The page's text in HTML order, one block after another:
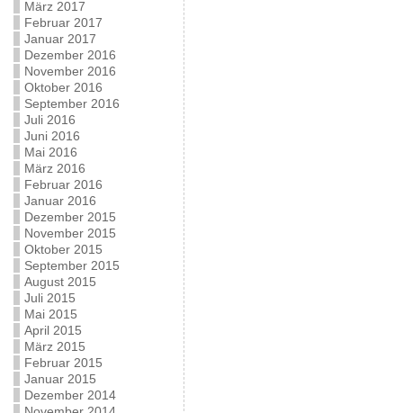
März 2017
Februar 2017
Januar 2017
Dezember 2016
November 2016
Oktober 2016
September 2016
Juli 2016
Juni 2016
Mai 2016
März 2016
Februar 2016
Januar 2016
Dezember 2015
November 2015
Oktober 2015
September 2015
August 2015
Juli 2015
Mai 2015
April 2015
März 2015
Februar 2015
Januar 2015
Dezember 2014